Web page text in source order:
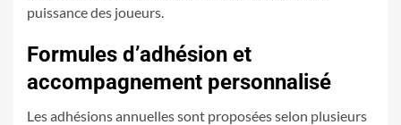
puissance des joueurs.
Formules d’adhésion et
accompagnement personnalisé
Les adhésions annuelles sont proposées selon plusieurs